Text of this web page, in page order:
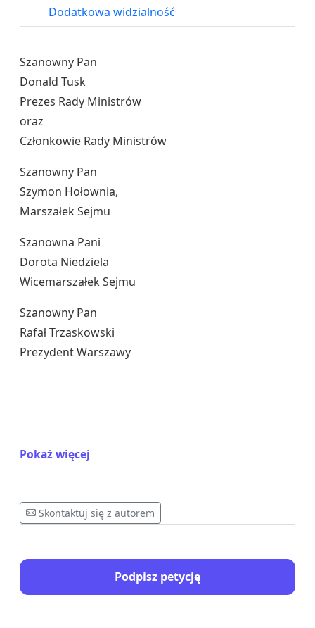
Dodatkowa widzialność
Szanowny Pan
Donald Tusk
Prezes Rady Ministrów
oraz
Członkowie Rady Ministrów
Szanowny Pan
Szymon Hołownia,
Marszałek Sejmu
Szanowna Pani
Dorota Niedziela
Wicemarszałek Sejmu
Szanowny Pan
Rafał Trzaskowski
Prezydent Warszawy
przekonanymi o niezwykłej sile i wartości nauki.
które będzie nie tylko źródłem inspiracji oraz
edukacji dla kolejnych pokoleń, ale również
W dniu 20 rocznicy wstąpienia Polski do Unii
Europejskiej, zwracamy się do Państwa z prośbą o
Pokaż więcej
Skontaktuj się z autorem
Podpisz petycję